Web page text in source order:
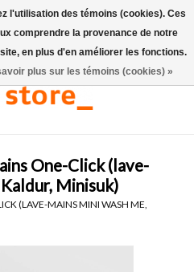
One-Click (lave-
Minisuk)
(LAVE-MAINS MINI WASH ME,
l'utilisation des témoins (cookies). Ces
comprendre la provenance de notre
en plus d'en améliorer les fonctions.
plus sur les témoins (cookies) »